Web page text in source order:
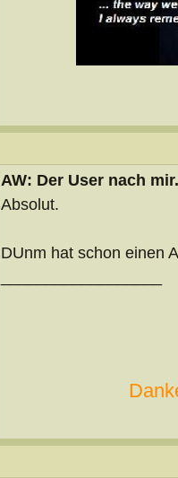
AW: Der User nach
Absolut.
DUnm hat schon einen